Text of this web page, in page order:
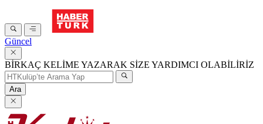
Güncel
BİRKAÇ KELİME YAZARAK SİZE YARDIMCI OLABİLİRİZ
Ara